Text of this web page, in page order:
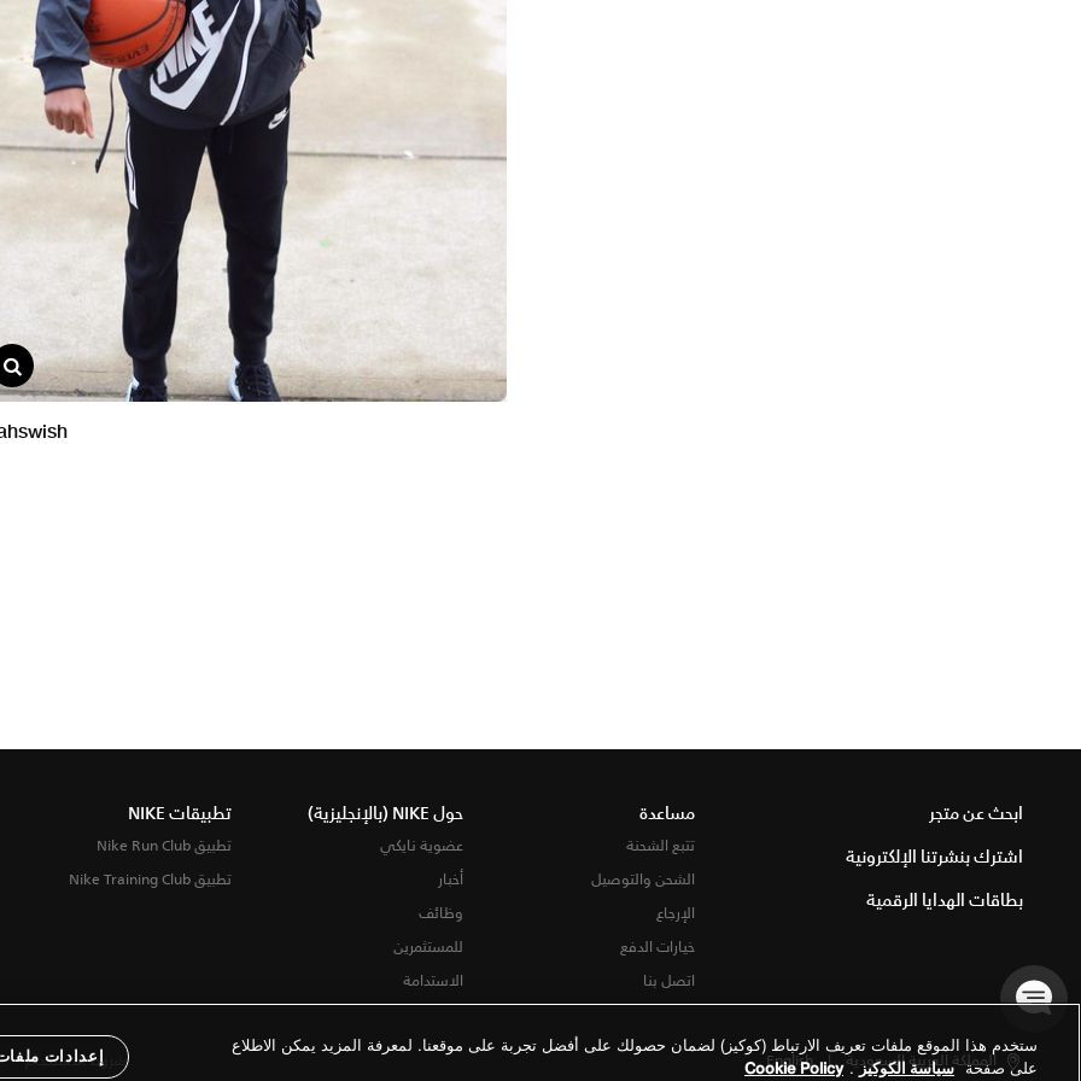
ابحث عن متجر
اشترك بنشرتنا الإلكترونية
بطاقات الهدايا الرقمية
مساعدة
تتبع الشحنة
الشحن والتوصيل
الإرجاع
خيارات الدفع
اتصل بنا
حول NIKE (بالإنجليزية)
عضوية نايكي
أخبار
وظائف
للمستثمرين
الاستدامة
تطبيقات NIKE
تطبيق Nike Run Club
تطبيق Nike Training Club
المملكة العربية السعودية |
English شروط الاستخدام
ستخدم هذا الموقع ملفات تعريف الارتباط (كوكيز) لضمان حصولك على أفضل تجربة على موقعنا. لمعرفة المزيد يمكن الاطلاع
على صفحة سياسة الكوكيز.
Cookie Policy
إعدادات